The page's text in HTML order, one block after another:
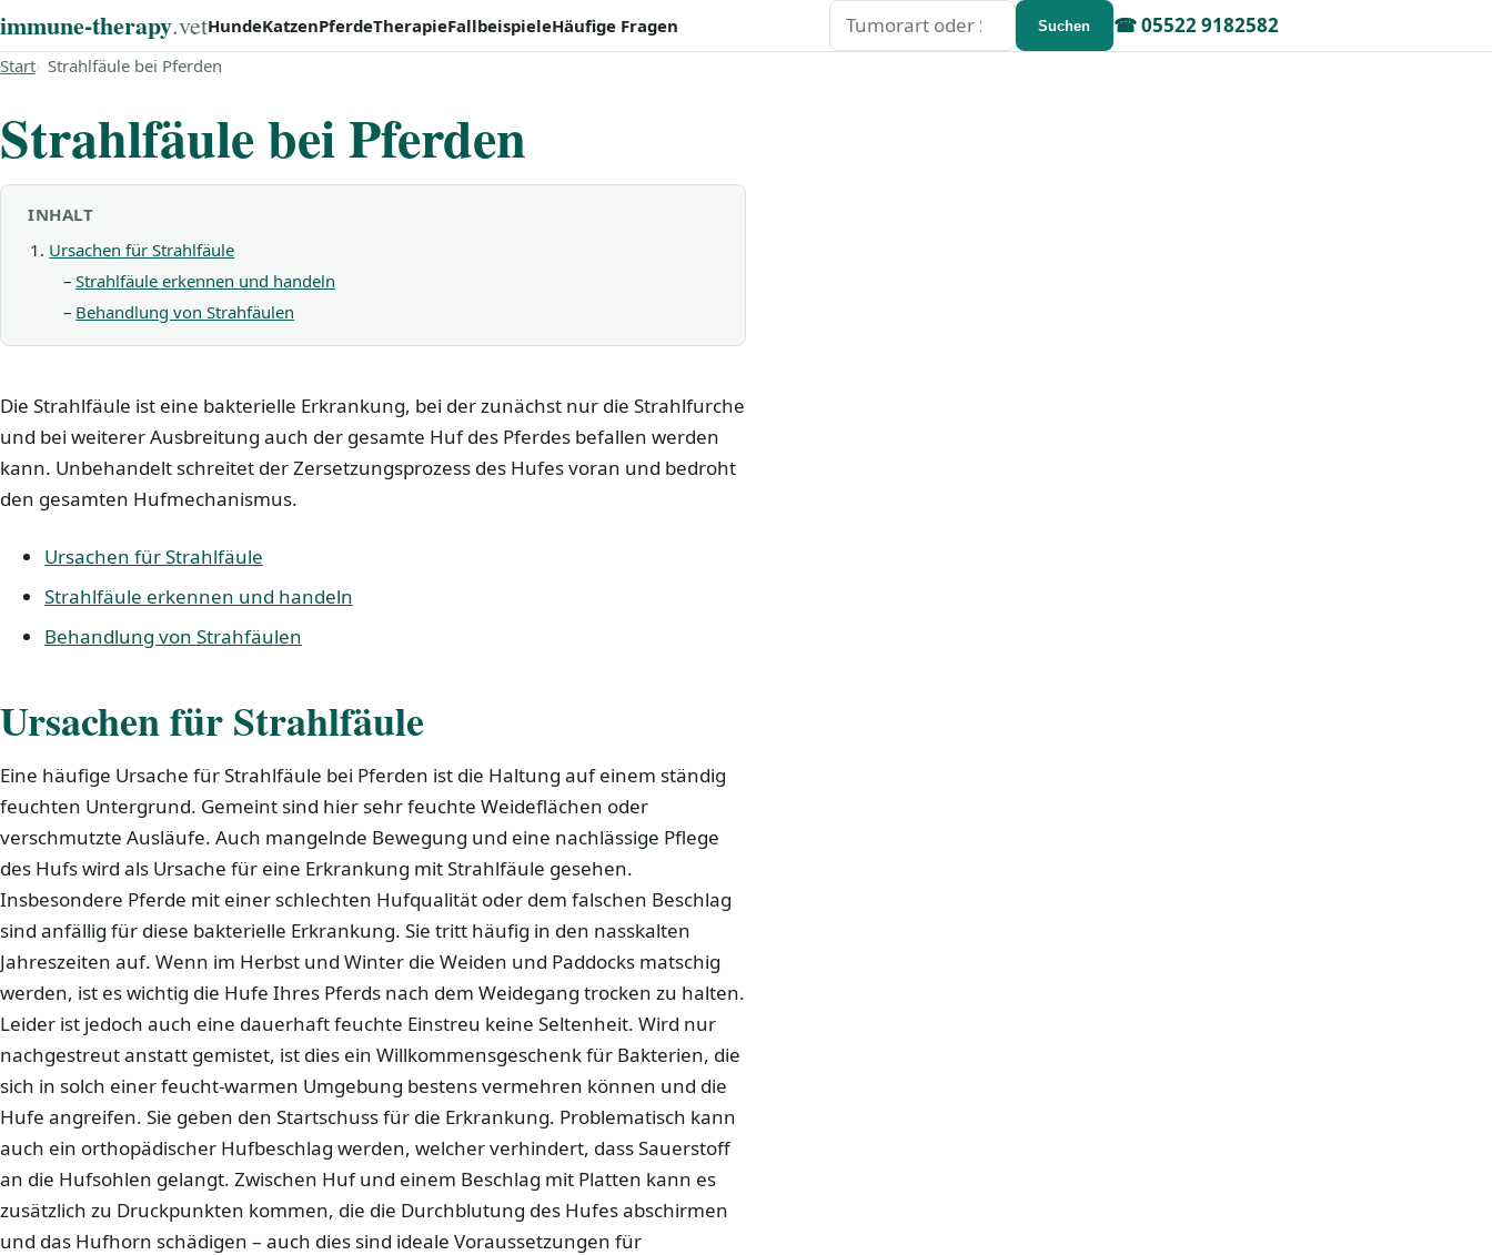
immune‑therapy.vet ☎05522 9182582
HundeKatzenPferdeTherapieFallbeispieleHäufige Fragen Suchen Suchen
Start Strahlfäule bei Pferden
Strahlfäule bei Pferden
INHALT
Ursachen für Strahlfäule
Strahlfäule erkennen und handeln
Behandlung von Strahfäulen
Die Strahlfäule ist eine bakterielle Erkrankung, bei der zunächst nur die Strahlfurche
und bei weiterer Ausbreitung auch der gesamte Huf des Pferdes befallen werden
kann. Unbehandelt schreitet der Zersetzungsprozess des Hufes voran und bedroht
den gesamten Hufmechanismus.
Ursachen für Strahlfäule
Strahlfäule erkennen und handeln
Behandlung von Strahfäulen
Ursachen für Strahlfäule
Eine häufige Ursache für Strahlfäule bei Pferden ist die Haltung auf einem ständig
feuchten Untergrund. Gemeint sind hier sehr feuchte Weideflächen oder
verschmutzte Ausläufe. Auch mangelnde Bewegung und eine nachlässige Pflege
des Hufs wird als Ursache für eine Erkrankung mit Strahlfäule gesehen.
Insbesondere Pferde mit einer schlechten Hufqualität oder dem falschen Beschlag
sind anfällig für diese bakterielle Erkrankung. Sie tritt häufig in den nasskalten
Jahreszeiten auf. Wenn im Herbst und Winter die Weiden und Paddocks matschig
werden, ist es wichtig die Hufe Ihres Pferds nach dem Weidegang trocken zu halten.
Leider ist jedoch auch eine dauerhaft feuchte Einstreu keine Seltenheit. Wird nur
nachgestreut anstatt gemistet, ist dies ein Willkommensgeschenk für Bakterien, die
sich in solch einer feucht-warmen Umgebung bestens vermehren können und die
Hufe angreifen. Sie geben den Startschuss für die Erkrankung. Problematisch kann
auch ein orthopädischer Hufbeschlag werden, welcher verhindert, dass Sauerstoff
an die Hufsohlen gelangt. Zwischen Huf und einem Beschlag mit Platten kann es
zusätzlich zu Druckpunkten kommen, die die Durchblutung des Hufes abschirmen
und das Hufhorn schädigen – auch dies sind ideale Voraussetzungen für